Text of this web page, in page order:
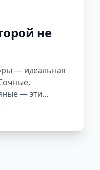
не
— идеальная
— эти